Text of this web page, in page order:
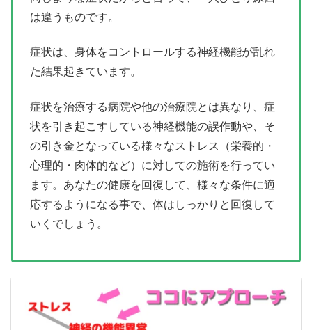
は違うものです。
症状は、身体をコントロールする神経機能が乱れ
た結果起きています。
症状を治療する病院や他の治療院とは異なり、症
状を引き起こすしている神経機能の誤作動や、そ
の引き金となっている様々なストレス（栄養的・
心理的・肉体的など）に対しての施術を行ってい
ます。あなたの健康を回復して、様々な条件に適
応するようになる事で、体はしっかりと回復して
いくでしょう。